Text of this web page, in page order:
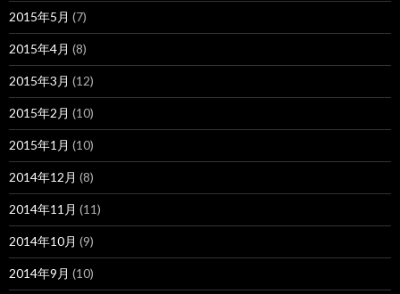
2015年5月 (7)
2015年4月 (8)
2015年3月 (12)
2015年2月 (10)
2015年1月 (10)
2014年12月 (8)
2014年11月 (11)
2014年10月 (9)
2014年9月 (10)